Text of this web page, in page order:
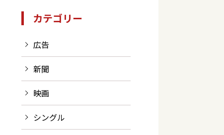
カテゴリー
広告
新聞
映画
シングル